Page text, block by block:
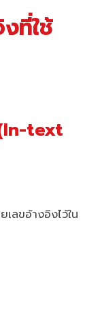
ที่ใช้
text
ลขอ้างอิงไว้ใน